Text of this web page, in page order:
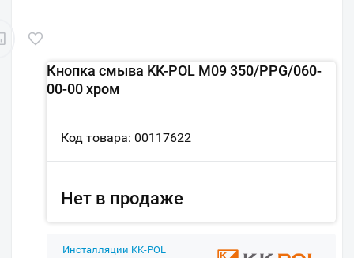
Кнопка смыва KK-POL M09 350/PPG/060-
00-00 хром
Код товара: 00117622
Нет в продаже
Инсталляции KK-POL